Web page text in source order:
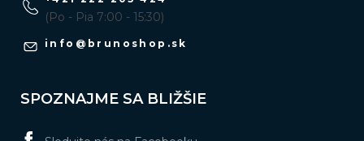
info @ brunoshop.sk
(Po - Pia 7:00 - 15:30)
SPOZNAJME SA BLIŽŠIE